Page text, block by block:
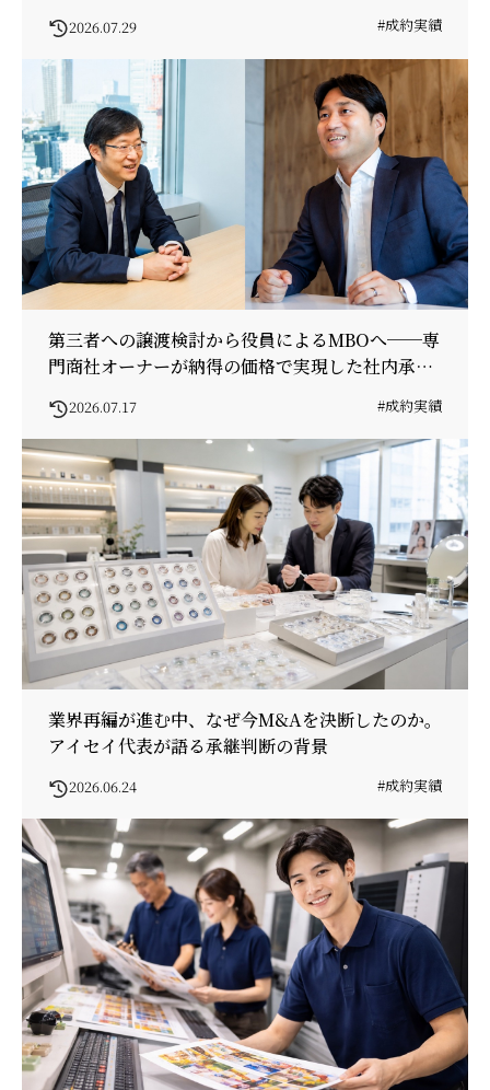
2026.07.29 #成約実績
第三者への譲渡検討から役員によるMBOへ──専
門商社オーナーが納得の価格で実現した社内承継
2026.07.17 #成約実績
業界再編が進む中、なぜ今M&Aを決断したのか。
アイセイ代表が語る承継判断の背景
2026.06.24 #成約実績